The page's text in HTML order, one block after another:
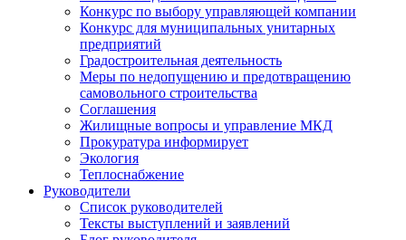
Конкурс по выбору управляющей компании
Конкурс для муниципальных унитарных
предприятий
Градостроительная деятельность
Меры по недопущению и предотвращению
самовольного строительства
Соглашения
Жилищные вопросы и управление МКД
Прокуратура информирует
Экология
Теплоснабжение
Руководители
Список руководителей
Тексты выступлений и заявлений